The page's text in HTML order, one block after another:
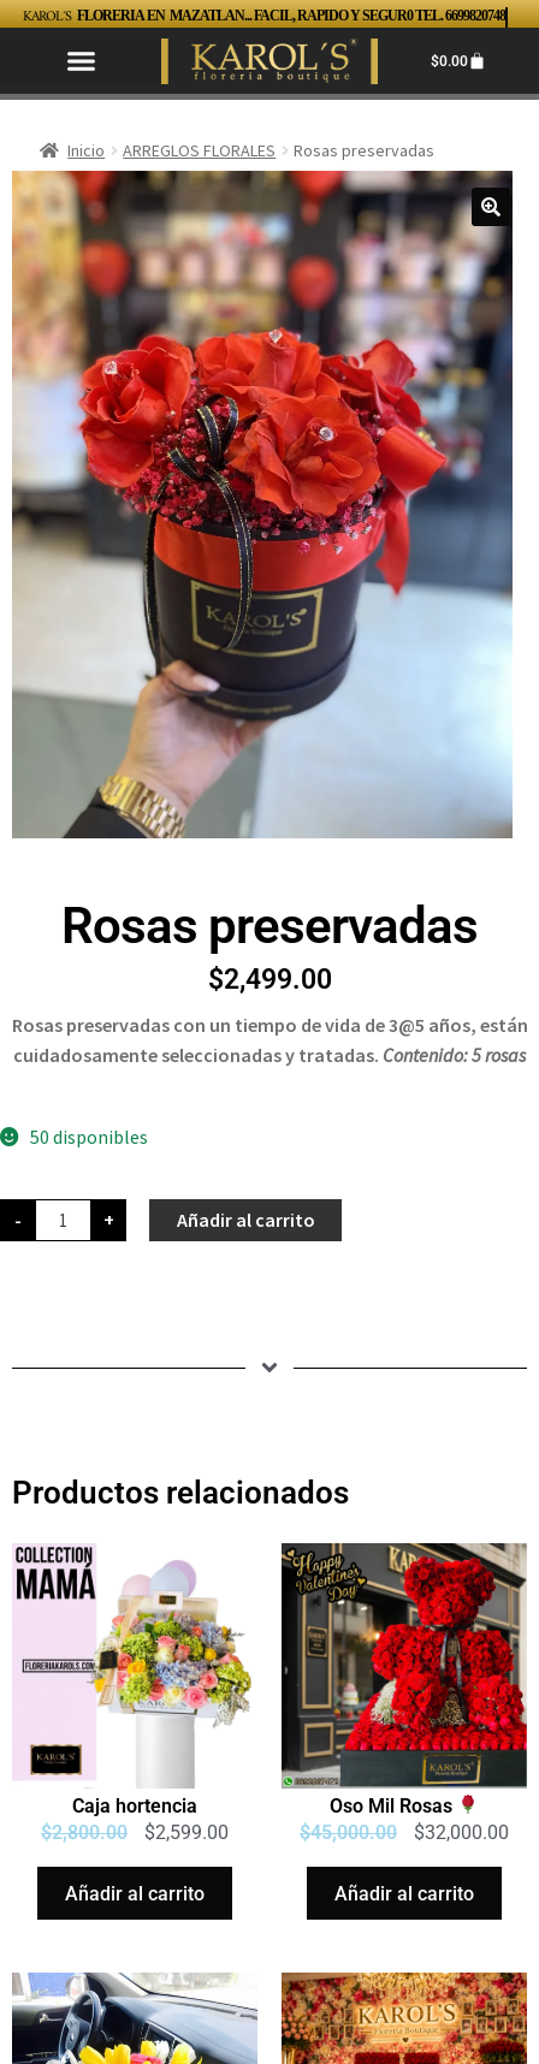
KAROL´S FLORERIA EN MAZATLAN... FACIL, RAPIDO Y SEGUR0 TEL. 6699820748
$0.00
Inicio ARREGLOS FLORALES Rosas preservadas
Rosas preservadas
$2,499.00
Rosas preservadas con un tiempo de vida de 3@5 años, están
cuidadosamente seleccionadas y tratadas. Contenido: 5 rosas
50 disponibles
- + Añadir al carrito
Productos relacionados
Caja hortencia
$2,800.00 $2,599.00
Añadir al carrito
Oso Mil Rosas
$45,000.00 $32,000.00
Añadir al carrito